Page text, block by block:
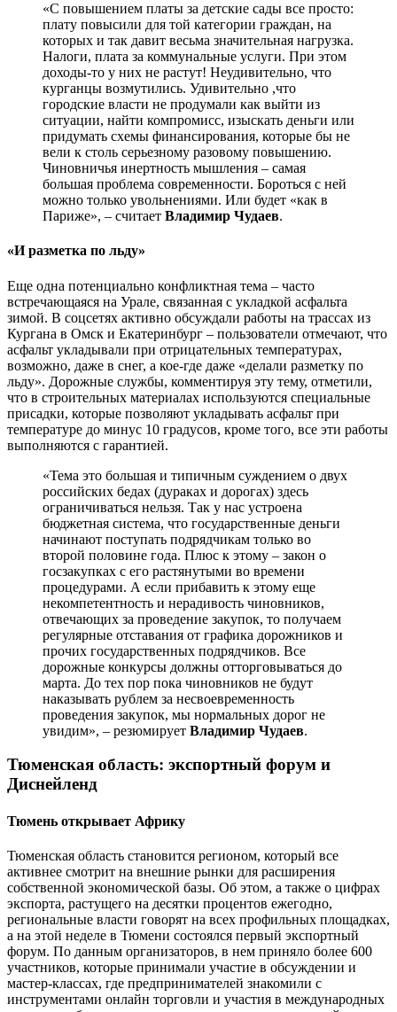
«С повышением платы за детские сады все просто:
плату повысили для той категории граждан, на
которых и так давит весьма значительная нагрузка.
Налоги, плата за коммунальные услуги. При этом
доходы-то у них не растут! Неудивительно, что
курганцы возмутились. Удивительно ,что
городские власти не продумали как выйти из
ситуации, найти компромисс, изыскать деньги или
придумать схемы финансирования, которые бы не
вели к столь серьезному разовому повышению.
Чиновничья инертность мышления – самая
большая проблема современности. Бороться с ней
можно только увольнениями. Или будет «как в
Париже», – считает Владимир Чудаев.
«И разметка по льду»
Еще одна потенциально конфликтная тема – часто
встречающаяся на Урале, связанная с укладкой асфальта
зимой. В соцсетях активно обсуждали работы на трассах из
Кургана в Омск и Екатеринбург – пользователи отмечают, что
асфальт укладывали при отрицательных температурах,
возможно, даже в снег, а кое-где даже «делали разметку по
льду». Дорожные службы, комментируя эту тему, отметили,
что в строительных материалах используются специальные
присадки, которые позволяют укладывать асфальт при
температуре до минус 10 градусов, кроме того, все эти работы
выполняются с гарантией.
«Тема это большая и типичным суждением о двух
российских бедах (дураках и дорогах) здесь
ограничиваться нельзя. Так у нас устроена
бюджетная система, что государственные деньги
начинают поступать подрядчикам только во
второй половине года. Плюс к этому – закон о
госзакупках с его растянутыми во времени
процедурами. А если прибавить к этому еще
некомпетентность и нерадивость чиновников,
отвечающих за проведение закупок, то получаем
регулярные отставания от графика дорожников и
прочих государственных подрядчиков. Все
дорожные конкурсы должны отторговываться до
марта. До тех пор пока чиновников не будут
наказывать рублем за несвоевременность
проведения закупок, мы нормальных дорог не
увидим», – резюмирует Владимир Чудаев.
Тюменская область: экспортный форум и
Диснейленд
Тюмень открывает Африку
Тюменская область становится регионом, который все
активнее смотрит на внешние рынки для расширения
собственной экономической базы. Об этом, а также о цифрах
экспорта, растущего на десятки процентов ежегодно,
региональные власти говорят на всех профильных площадках,
а на этой неделе в Тюмени состоялся первый экспортный
форум. По данным организаторов, в нем приняло более 600
участников, которые принимали участие в обсуждении и
мастер-классах, где предпринимателей знакомили с
инструментами онлайн торговли и участия в международных